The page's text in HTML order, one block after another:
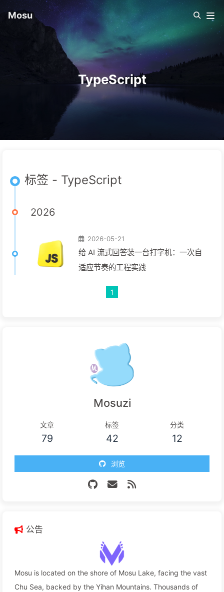
Mosu
TypeScript
标签 - TypeScript
2026
2026-05-21
给 AI 流式回答装一台打字机：一次自
适应节奏的工程实践
1
Mosuzi
文章
79
标签
42
分类
12
浏览
公告
Mosu is located on the shore of Mosu Lake, facing the vast
Chu Sea, backed by the Yihan Mountains. Thousands of